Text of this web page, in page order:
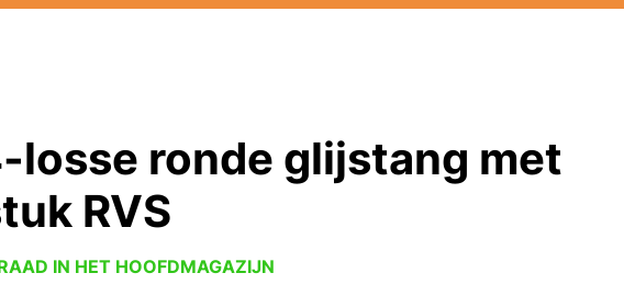
losse ronde glijstang met
RVS
IN HET HOOFDMAGAZIJN